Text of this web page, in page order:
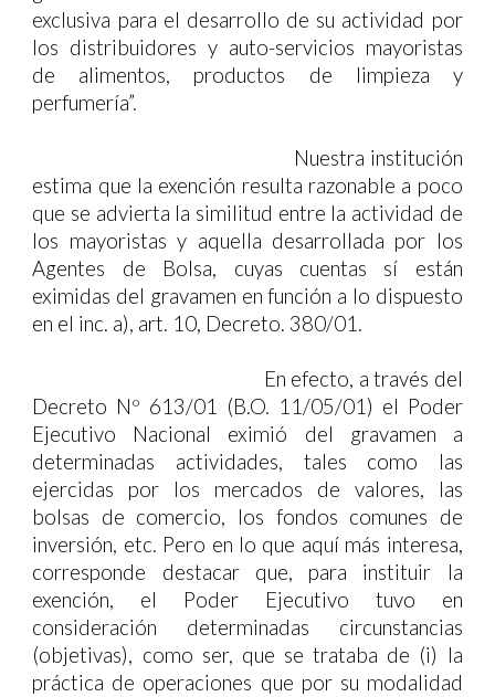
exclusiva para el desarrollo de su actividad por
los distribuidores y auto-servicios mayoristas
de alimentos, productos de limpieza y
perfumería”.
Nuestra institución
estima que la exención resulta razonable a poco
que se advierta la similitud entre la actividad de
los mayoristas y aquella desarrollada por los
Agentes de Bolsa, cuyas cuentas sí están
eximidas del gravamen en función a lo dispuesto
en el inc. a), art. 10, Decreto. 380/01.
En efecto, a través del
Decreto Nº 613/01 (B.O. 11/05/01) el Poder
Ejecutivo Nacional eximió del gravamen a
determinadas actividades, tales como las
ejercidas por los mercados de valores, las
bolsas de comercio, los fondos comunes de
inversión, etc. Pero en lo que aquí más interesa,
corresponde destacar que, para instituir la
exención, el Poder Ejecutivo tuvo en
consideración determinadas circunstancias
(objetivas), como ser, que se trataba de (i) la
práctica de operaciones que por su modalidad